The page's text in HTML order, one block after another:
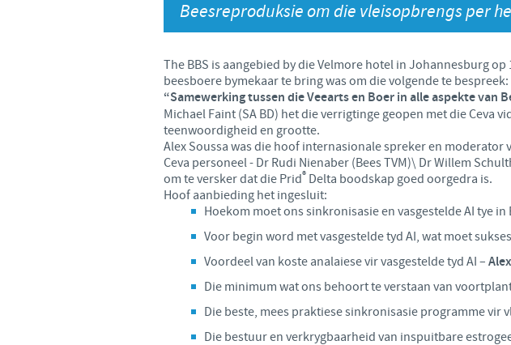
Bulgaria
Canada (EN)
China
Colombia
Denmark
Egypt
Beesreproduksie om die vleisopbrengs per
The BBS is aangebied by die Velmore hotel in Johannesburg
beesboere bymekaar te bring was om die volgende te bespreek:
“Samewerking tussen die Veearts en Boer in alle aspekte
Michael Faint (SA BD) het die verrigtinge geopen met die Ceva
teenwoordigheid en grootte.
Alex Soussa was die hoof internasionale spreker en moderator
Ceva personeel - Dr Rudi Nienaber (Bees TVM)\ Dr Willem
om te versker dat die Prid® Delta boodskap goed oorgedra is.
Hoof aanbieding het ingesluit:
Hoekom moet ons sinkronisasie en vasgestelde AI tye
Voor begin word met vasgestelde tyd AI, wat moet
Voordeel van koste analaiese vir vasgestelde tyd AI –
Die minimum wat ons behoort te verstaan van
Die beste, mees praktiese sinkronisasie programme vir
Die bestuur en verkrygbaarheid van inspuitbare